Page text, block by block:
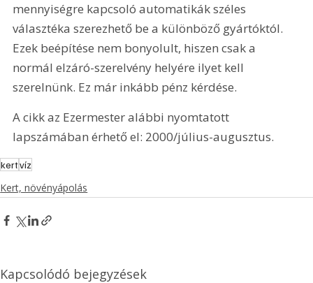
mennyiségre kapcsoló automatikák széles
választéka szerezhető be a különböző gyártóktól.
Ezek beépítése nem bonyolult, hiszen csak a
normál elzáró-szerelvény helyére ilyet kell
szerelnünk. Ez már inkább pénz kérdése.
A cikk az Ezermester alábbi nyomtatott
lapszámában érhető el: 2000/július-augusztus.
kertvíz
Kert, növényápolás
Kapcsolódó bejegyzések